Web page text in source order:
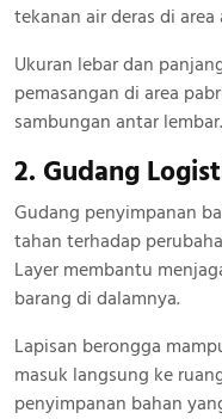
tekanan air deras di area
Ukuran lebar dan
pemasangan di area
sambungan antar lembar.
2. Gudang
Gudang penyimpanan
tahan terhadap
Layer membantu
barang di dalamnya.
Lapisan berongga
masuk langsung ke
penyimpanan bahan